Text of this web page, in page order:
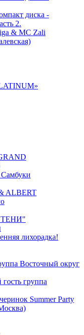
диска -
2.
& MC Zali
ALBERT
"ТЕНИ"
лихорадка!
Восточный округ
группа
Summer Party